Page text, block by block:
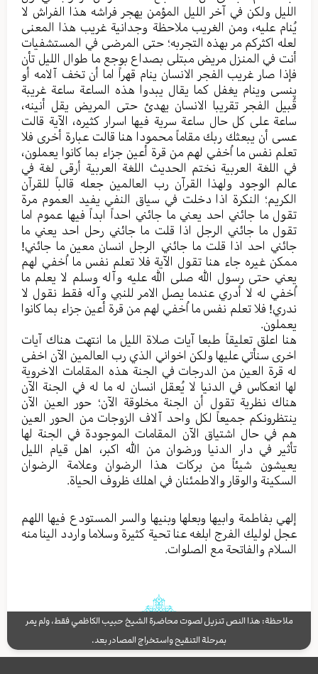
اللیل ولکن في آخر اللیل المؤمن یهجر فراشه هذا الفراش لا
یُنام علیه، ومن الغریب ملاحظة وجدانیة غریب هذا المعنی
لعله اکثرکم مر بهذه التجربه؛ حتی المرضی في المستشفیات
أنت في المنزل مریض مبتلی بصداع بوجع ما طوال اللیل تأن
فإذا صار غریب الفجر الانسان ینام قهراً اما أن تخف آلامه أو
ینسی وینام یغفل کما یقال یبدوا هذه الساعة ساعة غریبة
قُبیل الفجر تقریبا الانسان یهدئ حتی المریض یقل أنینه،
ساعة علی کل حال ساعة سریة فیها اسرار کثیره، الآیة قالت
عسی أن یبعثك ربك مقاماً محمودا هنا قالت عبارة أخری فلا
تعلم نفس ما اُخفي لهم من قرة أعین جزاء بما کانوا یعملون،
في اللغة العربیة نختم الحدیث اللغة العربیة أرقی لغة في
عالم الوجود ولهذا القرآن رب العالمین جعله قالباً للقرآن
الکریم؛ النکرة اذا دخلت في سیاق النفي یفید العموم مرة
تقول ما جائني احد یعني ما جائني احداً ابداً فیها عموم اما
تقول ما جائني الرجل اذا قلت ما جائني رحل احد یعني ما
جائني احد اذا قلت ما جائني الرجل انسان معین ما جائني!
ممکن غیره جاء هنا تقول الآیة فلا تعلم نفس ما اُخفي لهم
یعني حتی رسول الله صلی الله علیه وآله وسلم لا یعلم ما
اُخفي له لا أدري عندما یصل الامر للنبي وآله فقط نقول لا
ندري! فلا تعلم نفس ما اُخفي لهم من قرة أعین جزاء بما کانوا
یعملون.
هنا اعلق تعلیقاً طبعا آیات صلاة الليل ما انتهت هناك آیات
اخری سنأتي علیها ولکن اخواني الذي رب العالمین الآن اخفی
له قرة العین من الدرجات في الجنة هذه المقامات الاخرویة
لها انعکاس في الدنیا لا یُعقل انسان له ما له في الجنة الآن
هناك نظریة تقول أن الجنة مخلوقة الآن؛ حور العین الآن
ینتظرونکم جمیعاً لکل واحد آلاف الزوجات من الحور العین
هم في حال اشتیاق الآن المقامات الموجودة في الجنة لها
تأثير في دار الدنیا ورضوان من الله اکبر، اهل قیام اللیل
یعیشون شیئاً من برکات هذا الرضوان وعلامة الرضوان
السکینة والوقار والاطمئنان في اهلك ظروف الحیاة.
إلهي بفاطمة وابیها وبعلها وبنیها والسر المستودع فیها اللهم
عجل لولیك الفرج ابلغه عنا تحیة کثيرة وسلاما واردد الینا منه
السلام والفاتحة مع الصلوات.
ملاحظة: هذا النص تنزيل لصوت محاضرة الشيخ حبيب الكاظمي فقط، ولم يمر
بمرحلة التنقيح واستخراج المصادر بعد.